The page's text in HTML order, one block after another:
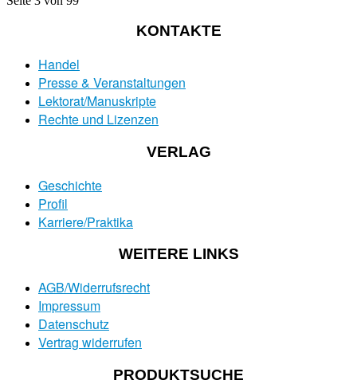
KONTAKTE
Handel
Presse & Veranstaltungen
Lektorat/Manuskripte
Rechte und Lizenzen
VERLAG
Geschichte
Profil
Karriere/Praktika
WEITERE LINKS
AGB/Widerrufsrecht
Impressum
Datenschutz
Vertrag widerrufen
PRODUKTSUCHE